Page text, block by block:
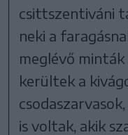
csittszentiváni
neki a
meglévő
kerültek a
is voltak, akik